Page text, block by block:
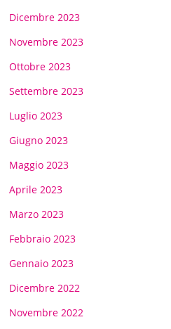
Dicembre 2023
Novembre 2023
Ottobre 2023
Settembre 2023
Luglio 2023
Giugno 2023
Maggio 2023
Aprile 2023
Marzo 2023
Febbraio 2023
Gennaio 2023
Dicembre 2022
Novembre 2022